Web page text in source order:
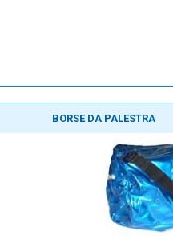
BORSE DA PALESTRA